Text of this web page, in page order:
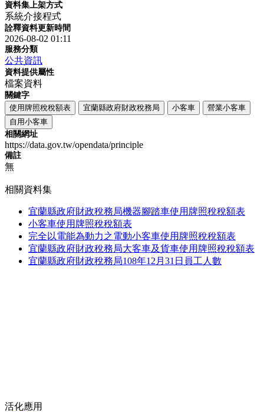
資料集上架方式
系統介接程式
詮釋資料更新時間
2026-08-02 01:11
服務分類
公共資訊
資料提供屬性
檔案資料
關鍵字
使用牌照稅稅額表
宜蘭縣政府財政稅務局 小客車
營業小客車
自用小客車
相關網址
https://data.gov.tw/opendata/principle
備註
無
相關資料集
宜蘭縣政府財政稅務局機器腳踏車使用牌照稅稅額表
小客車使用牌照稅稅額表
完全以電能為動力之電動小客車使用牌照稅稅額表
宜蘭縣政府財政稅務局大客車及貨車使用牌照稅稅額表
宜蘭縣政府財政稅務局108年12月31日員工人數
活化應用